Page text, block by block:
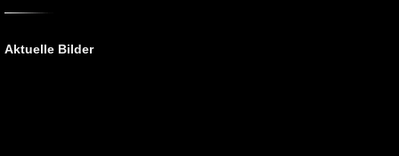
Aktuelle Bilder